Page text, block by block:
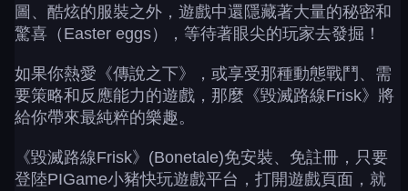
圖、酷炫的服裝之外，遊戲中還隱藏著大量的秘密和
驚喜（Easter eggs），等待著眼尖的玩家去發掘！
如果你熱愛《傳說之下》，或享受那種動態戰鬥、需
要策略和反應能力的遊戲，那麼《毀滅路線Frisk》將
給你帶來最純粹的樂趣。
《毀滅路線Frisk》(Bonetale)免安裝、免註冊，只要
登陸PIGame小豬快玩遊戲平台，打開遊戲頁面，就